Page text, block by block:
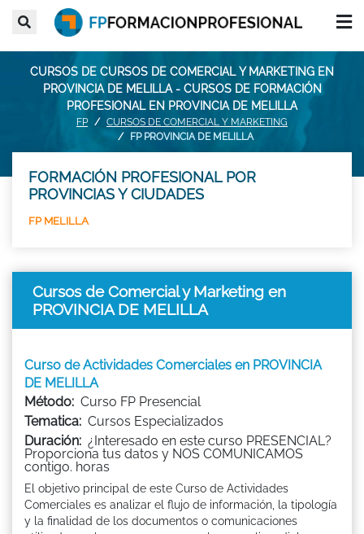
CURSOS DE CURSOS DE COMERCIAL Y MARKETING EN
PROVINCIA DE MELILLA - CURSOS DE FORMACIÓN
PROFESIONAL EN PROVINCIA DE MELILLA
FP
CURSOS DE COMERCIAL Y MARKETING
FP PROVINCIA DE MELILLA
FORMACIÓN PROFESIONAL POR
PROVINCIAS Y CIUDADES
FP MELILLA
Cursos de Comercial y Marketing en
PROVINCIA DE MELILLA
Curso de Actividades Comerciales en PROVINCIA
DE MELILLA
Método: Curso FP Presencial
Tematica: Cursos Especializados
Duración: ¿Interesado en este curso PRESENCIAL?
Proporciona tus datos y NOS COMUNICAMOS
contigo. horas
El objetivo principal de este Curso de Actividades
Comerciales es analizar el flujo de información, la tipología
y la finalidad de los documentos o comunicaciones